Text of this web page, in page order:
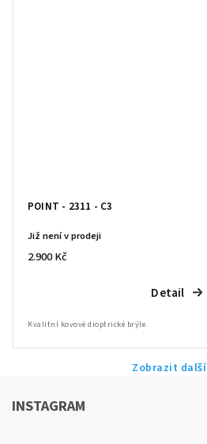
POINT - 2311 - C3
Již není v prodeji
2.900 Kč
Detail
Zobrazit další
INSTAGRAM